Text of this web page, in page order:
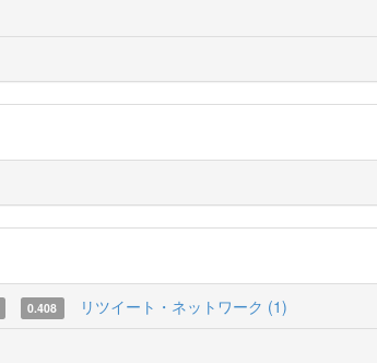
0.408 リツイート・ネットワーク (1)